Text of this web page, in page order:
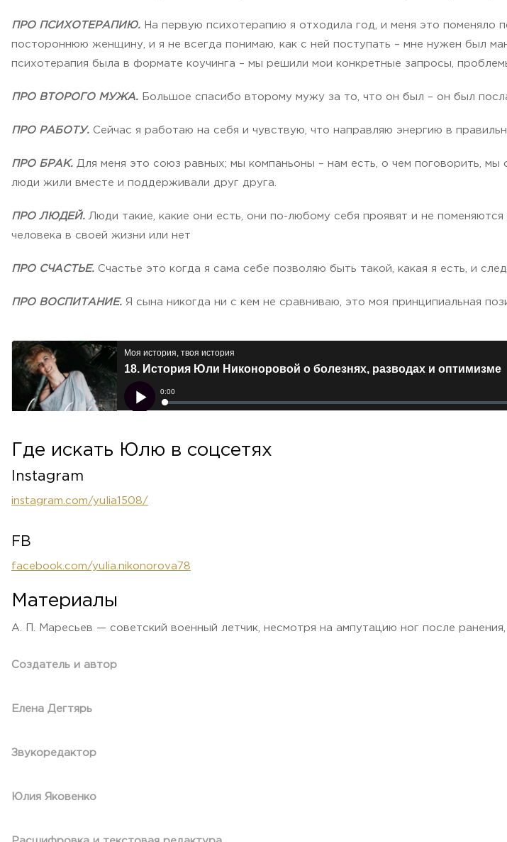
ПРО ПСИХОТЕРАПИЮ. На первую психотерапию я отходила год, и меня это поменяло
постороннюю женщину, и я не всегда понимаю, как с ней поступать – мне нужен был
психотерапия была в формате коучинга – мы решили мои конкретные запросы,
ПРО ВТОРОГО МУЖА. Большое спасибо второму мужу за то, что он был – он был
ПРО РАБОТУ. Сейчас я работаю на себя и чувствую, что направляю энергию в
ПРО БРАК. Для меня это союз равных; мы компаньоны – нам есть, о чем поговорить,
люди жили вместе и поддерживали друг друга.
ПРО ЛЮДЕЙ. Люди такие, какие они есть, они по-любому себя проявят и не
человека в своей жизни или нет
ПРО СЧАСТЬЕ. Счастье это когда я сама себе позволяю быть такой, какая я есть, и
ПРО ВОСПИТАНИЕ. Я сына никогда ни с кем не сравниваю, это моя принципиальная
Где искать Юлю в соцсетях
Instagram
instagram.com/yulia1508/
FB
facebook.com/yulia.nikonorova78
Материалы
А. П. Маресьев — советский военный летчик, несмотря на ампутацию ног после
Создатель и автор
Елена Дегтярь
Звукоредактор
Юлия Яковенко